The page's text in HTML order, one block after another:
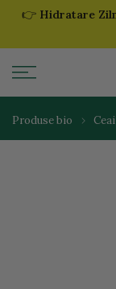
Sari
👉 Hidratare
Produse bio